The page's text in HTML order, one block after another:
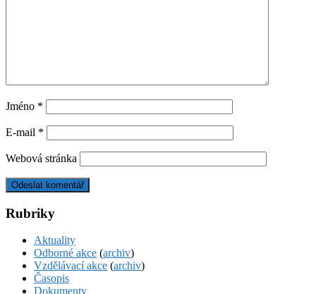
Jméno *
E-mail *
Webová stránka
Rubriky
Aktuality
Odborné akce (archiv)
Vzdělávací akce (archiv)
Časopis
Dokumenty